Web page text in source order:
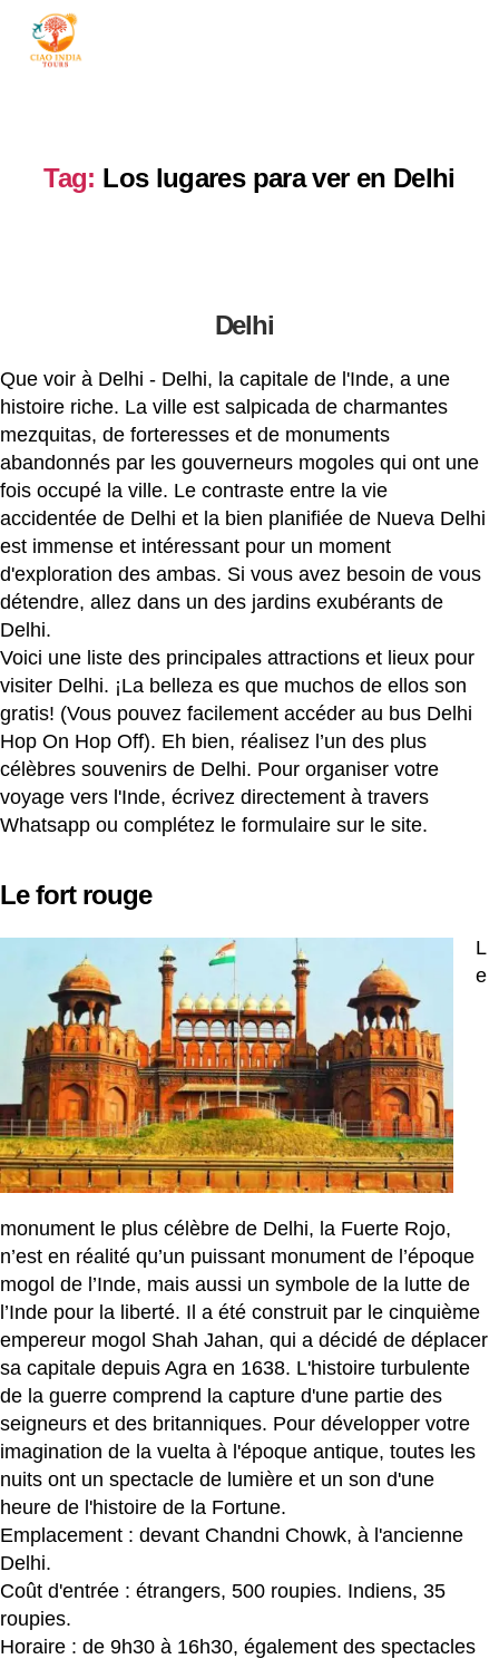
Tag: Los lugares para ver en Delhi
Delhi
Que voir à Delhi - Delhi, la capitale de l'Inde, a une
histoire riche. La ville est salpicada de charmantes
mezquitas, de forteresses et de monuments
abandonnés par les gouverneurs mogoles qui ont une
fois occupé la ville. Le contraste entre la vie
accidentée de Delhi et la bien planifiée de Nueva Delhi
est immense et intéressant pour un moment
d'exploration des ambas. Si vous avez besoin de vous
détendre, allez dans un des jardins exubérants de
Delhi.
Voici une liste des principales attractions et lieux pour
visiter Delhi. ¡La belleza es que muchos de ellos son
gratis! (Vous pouvez facilement accéder au bus Delhi
Hop On Hop Off). Eh bien, réalisez l’un des plus
célèbres souvenirs de Delhi. Pour organiser votre
voyage vers l'Inde, écrivez directement à travers
Whatsapp ou complétez le formulaire sur le site.
Le fort rouge
L
e
monument le plus célèbre de Delhi, la Fuerte Rojo,
n’est en réalité qu’un puissant monument de l’époque
mogol de l’Inde, mais aussi un symbole de la lutte de
l’Inde pour la liberté. Il a été construit par le cinquième
empereur mogol Shah Jahan, qui a décidé de déplacer
sa capitale depuis Agra en 1638. L'histoire turbulente
de la guerre comprend la capture d'une partie des
seigneurs et des britanniques. Pour développer votre
imagination de la vuelta à l'époque antique, toutes les
nuits ont un spectacle de lumière et un son d'une
heure de l'histoire de la Fortune.
Emplacement : devant Chandni Chowk, à l'ancienne
Delhi.
Coût d'entrée : étrangers, 500 roupies. Indiens, 35
roupies.
Horaire : de 9h30 à 16h30, également des spectacles